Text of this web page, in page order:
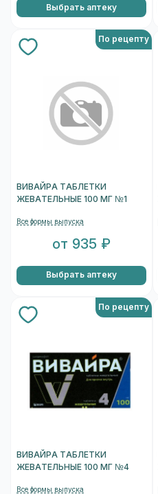
Выбрать аптеку
По рецепту
ВИВАЙРА ТАБЛЕТКИ
ЖЕВАТЕЛЬНЫЕ 100 МГ №1
Все формы выпуска
от 935 ₽
Выбрать аптеку
По рецепту
ВИВАЙРА ТАБЛЕТКИ
ЖЕВАТЕЛЬНЫЕ 100 МГ №4
Все формы выпуска